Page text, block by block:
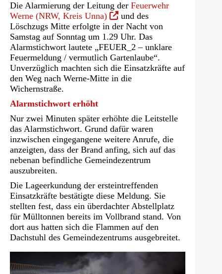
Die Alarmierung der Leitung der Feuerwehr
Werne (NRW, Kreis Unna)(Öffnet
in
einem
neuen
Tab)
und des
Löschzugs Mitte erfolgte in der Nacht von
Samstag auf Sonntag um 1.29 Uhr. Das
Alarmstichwort lautete „FEUER_2 – unklare
Feuermeldung / vermutlich Gartenlaube“.
Unverzüglich machten sich die Einsatzkräfte auf
den Weg nach Werne-Mitte in die
Wichernstraße.
Alarmstichwort erhöht
Nur zwei Minuten später erhöhte die Leitstelle
das Alarmstichwort. Grund dafür waren
inzwischen eingegangene weitere Anrufe, die
anzeigten, dass der Brand anfing, sich auf das
nebenan befindliche Gemeindezentrum
auszubreiten.
Die Lageerkundung der ersteintreffenden
Einsatzkräfte bestätigte diese Meldung. Sie
stellten fest, dass ein überdachter Abstellplatz
für Mülltonnen bereits im Vollbrand stand. Von
dort aus hatten sich die Flammen auf den
Dachstuhl des Gemeindezentrums ausgebreitet.